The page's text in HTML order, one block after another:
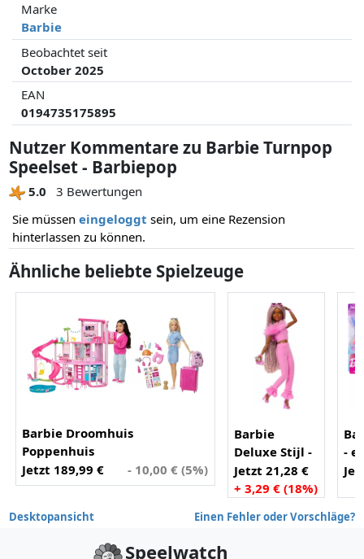
Marke
Barbie
Beobachtet seit
October 2025
EAN
0194735175895
Nutzer Kommentare zu Barbie Turnpop
Speelset - Barbiepop
5.0
3 Bewertungen
Sie müssen eingeloggt sein, um eine Rezension
hinterlassen zu können.
Ähnliche beliebte Spielzeuge
Barbie Droomhuis
Poppenhuis
Jetzt 189,99 €
- 10,00 € (5%)
Barbie
Deluxe Stijl -
Zachtroze set
met
Jetzt 21,28 €
+ 3,29 € (18%)
-
Desktopansicht Einen Fehler oder Vorschläge?
Speelwatch